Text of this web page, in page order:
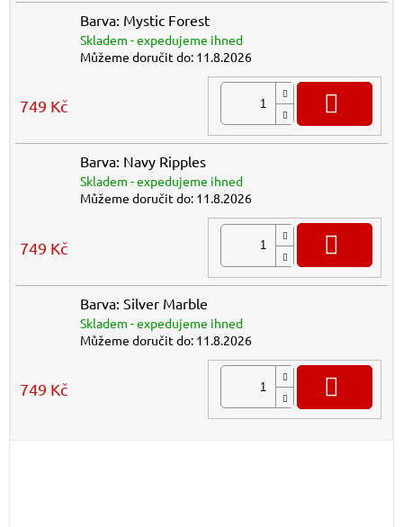
Barva: Mystic Forest
Skladem - expedujeme ihned
Můžeme doručit do: 11.8.2026
749 Kč
Barva: Navy Ripples
Skladem - expedujeme ihned
Můžeme doručit do: 11.8.2026
749 Kč
Barva: Silver Marble
Skladem - expedujeme ihned
Můžeme doručit do: 11.8.2026
749 Kč